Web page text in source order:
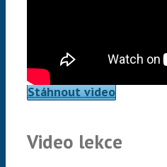
Stáhnout video
Video lekce